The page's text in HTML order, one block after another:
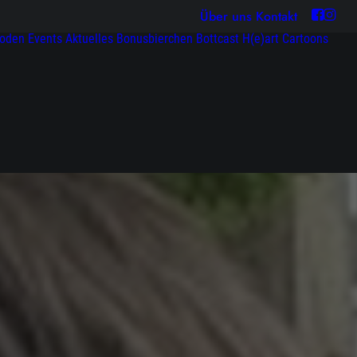
Über uns Kontakt
Events Aktuelles Bonusbierchen Bottcast H(e)art Cartoons